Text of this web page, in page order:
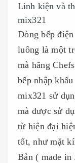
Linh kiện và
mix321
Dòng bếp
luông là một
mà hãng
bếp nhập
mix321 sử
mà được sử
từ hiện đại
tốt, như mặt
Bản ( made in